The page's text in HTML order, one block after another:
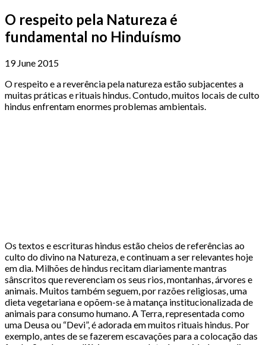
O respeito pela Natureza é
fundamental no Hinduísmo
19 June 2015
O respeito e a reverência pela natureza estão subjacentes a
muitas práticas e rituais hindus. Contudo, muitos locais de culto
hindus enfrentam enormes problemas ambientais.
Os textos e escrituras hindus estão cheios de referências ao
culto do divino na Natureza, e continuam a ser relevantes hoje
em dia. Milhões de hindus recitam diariamente mantras
sânscritos que reverenciam os seus rios, montanhas, árvores e
animais. Muitos também seguem, por razões religiosas, uma
dieta vegetariana e opõem-se à matança institucionalizada de
animais para consumo humano. A Terra, representada como
uma Deusa ou “Devi”, é adorada em muitos rituais hindus. Por
exemplo, antes de se fazerem escavações para a colocação das